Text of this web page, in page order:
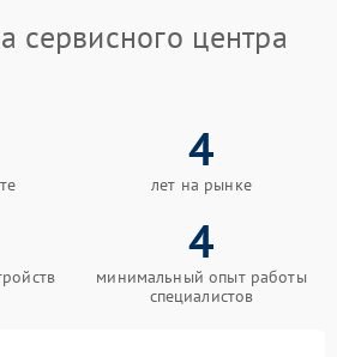
сервисного центра
4
лет на рынке
4
минимальный опыт работы
специалистов